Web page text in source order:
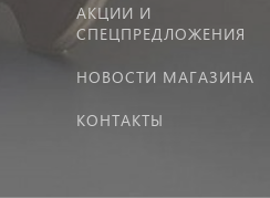
АКЦИИ И
СПЕЦПРЕДЛОЖЕНИЯ
НОВОСТИ МАГАЗИНА
КОНТАКТЫ